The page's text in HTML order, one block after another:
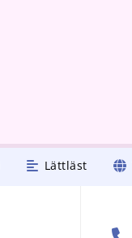
Lättläst